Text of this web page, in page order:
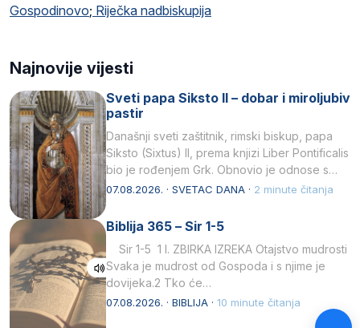
Gospodinovo; Riječka nadbiskupija
Najnovije vijesti
Sveti papa Siksto II – dobar i miroljubiv
pastir
Današnji sveti zaštitnik, rimski biskup, papa
Siksto (Sixtus) II, prema knjizi Liber Pontificalis
bio je rođenjem Grk. Obnovio je odnose s
afričkim…
07.08.2026. · SVETAC DANA · 2 minute čitanja
Biblija 365 – Sir 1-5
Sir 1-5 1 I. ZBIRKA IZREKA Otajstvo mudrosti
Svaka je mudrost od Gospoda i s njime je
dovijeka.2 Tko će…
07.08.2026. · BIBLIJA · 10 minute čitanja